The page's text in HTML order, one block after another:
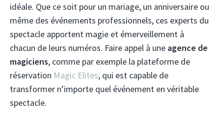
idéale. Que ce soit pour un mariage, un anniversaire ou
même des événements professionnels, ces experts du
spectacle apportent magie et émerveillement à
chacun de leurs numéros. Faire appel à une agence de
magiciens, comme par exemple la plateforme de
réservation Magic Elites, qui est capable de
transformer n’importe quel événement en véritable
spectacle.